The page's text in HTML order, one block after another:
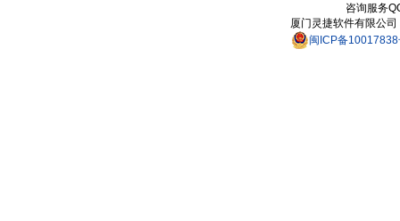
咨询服务
厦门灵捷软件有限公
闽ICP备10017838